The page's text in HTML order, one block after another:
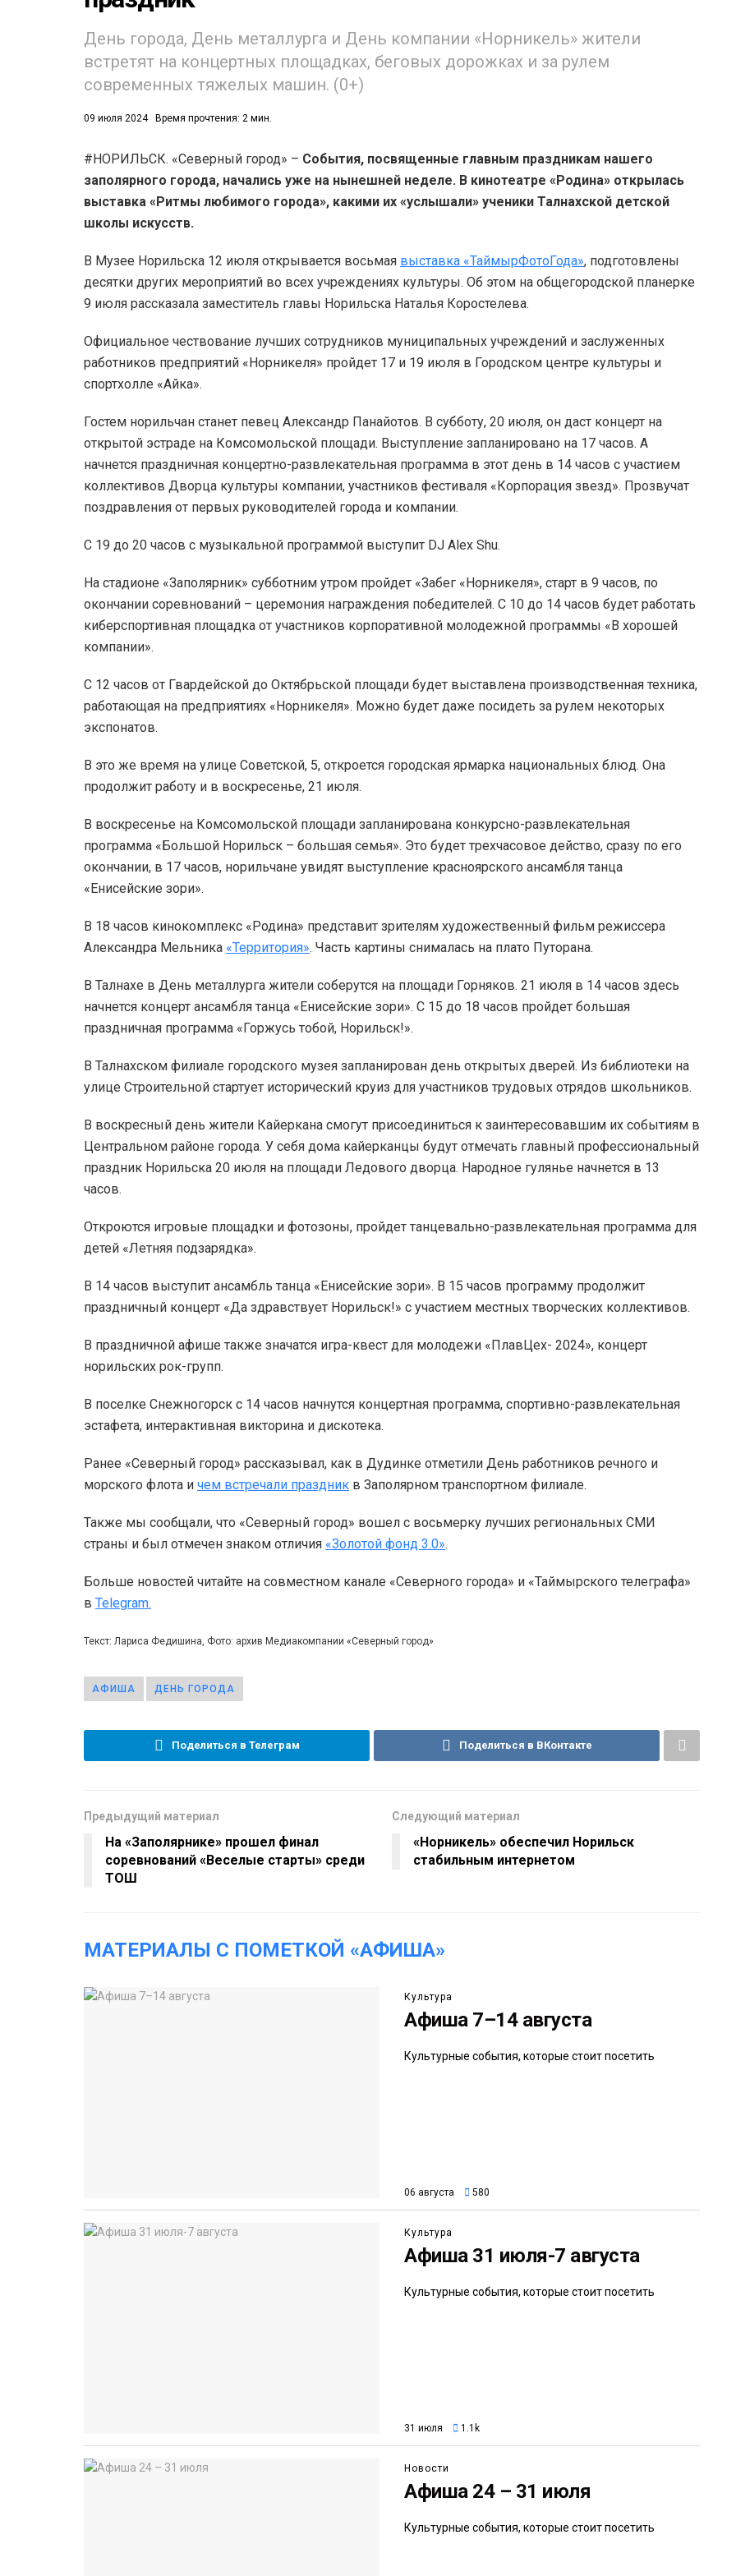
День города, День металлурга и День компании «Норникель» жители
встретят на концертных площадках, беговых дорожках и за рулем
современных тяжелых машин. (0+)
09 июля 2024 Время прочтения: 2 мин.
#НОРИЛЬСК. «Северный город» – События, посвященные главным праздникам нашего
заполярного города, начались уже на нынешней неделе. В кинотеатре «Родина» открылась
выставка «Ритмы любимого города», какими их «услышали» ученики Талнахской детской
школы искусств.
В Музее Норильска 12 июля открывается восьмая выставка «ТаймырФотоГода», подготовлены
десятки других мероприятий во всех учреждениях культуры. Об этом на общегородской планерке
9 июля рассказала заместитель главы Норильска Наталья Коростелева.
Официальное чествование лучших сотрудников муниципальных учреждений и заслуженных
работников предприятий «Норникеля» пройдет 17 и 19 июля в Городском центре культуры и
спортхолле «Айка».
Гостем норильчан станет певец Александр Панайотов. В субботу, 20 июля, он даст концерт на
открытой эстраде на Комсомольской площади. Выступление запланировано на 17 часов. А
начнется праздничная концертно-развлекательная программа в этот день в 14 часов с участием
коллективов Дворца культуры компании, участников фестиваля «Корпорация звезд». Прозвучат
поздравления от первых руководителей города и компании.
С 19 до 20 часов с музыкальной программой выступит DJ Alex Shu.
На стадионе «Заполярник» субботним утром пройдет «Забег «Норникеля», старт в 9 часов, по
окончании соревнований – церемония награждения победителей. С 10 до 14 часов будет работать
киберспортивная площадка от участников корпоративной молодежной программы «В хорошей
компании».
С 12 часов от Гвардейской до Октябрьской площади будет выставлена производственная техника,
работающая на предприятиях «Норникеля». Можно будет даже посидеть за рулем некоторых
экспонатов.
В это же время на улице Советской, 5, откроется городская ярмарка национальных блюд. Она
продолжит работу и в воскресенье, 21 июля.
В воскресенье на Комсомольской площади запланирована конкурсно-развлекательная
программа «Большой Норильск – большая семья». Это будет трехчасовое действо, сразу по его
окончании, в 17 часов, норильчане увидят выступление красноярского ансамбля танца
«Енисейские зори».
В 18 часов кинокомплекс «Родина» представит зрителям художественный фильм режиссера
Александра Мельника «Территория». Часть картины снималась на плато Путорана.
В Талнахе в День металлурга жители соберутся на площади Горняков. 21 июля в 14 часов здесь
начнется концерт ансамбля танца «Енисейские зори». С 15 до 18 часов пройдет большая
праздничная программа «Горжусь тобой, Норильск!».
В Талнахском филиале городского музея запланирован день открытых дверей. Из библиотеки на
улице Строительной стартует исторический круиз для участников трудовых отрядов школьников.
В воскресный день жители Кайеркана смогут присоединиться к заинтересовавшим их событиям в
Центральном районе города. У себя дома кайерканцы будут отмечать главный профессиональный
праздник Норильска 20 июля на площади Ледового дворца. Народное гулянье начнется в 13
часов.
Откроются игровые площадки и фотозоны, пройдет танцевально-развлекательная программа для
детей «Летняя подзарядка».
В 14 часов выступит ансамбль танца «Енисейские зори». В 15 часов программу продолжит
праздничный концерт «Да здравствует Норильск!» с участием местных творческих коллективов.
В праздничной афише также значатся игра-квест для молодежи «ПлавЦех- 2024», концерт
норильских рок-групп.
В поселке Снежногорск с 14 часов начнутся концертная программа, спортивно-развлекательная
эстафета, интерактивная викторина и дискотека.
Ранее «Северный город» рассказывал, как в Дудинке отметили День работников речного и
морского флота и чем встречали праздник в Заполярном транспортном филиале.
Также мы сообщали, что «Северный город» вошел с восьмерку лучших региональных СМИ
страны и был отмечен знаком отличия «Золотой фонд 3.0».
Больше новостей читайте на совместном канале «Северного города» и «Таймырского телеграфа»
в Telegram.
Текст: Лариса Федишина, Фото: архив Медиакомпании «Северный город»
АФИША ДЕНЬ ГОРОДА
Поделиться в Телеграм Поделиться в ВКонтакте
Предыдущий материал
На «Заполярнике» прошел финал
соревнований «Веселые старты» среди
ТОШ
Следующий материал
«Норникель» обеспечил Норильск
стабильным интернетом
МАТЕРИАЛЫ С ПОМЕТКОЙ «АФИША»
Культура
Афиша 7–14 августа
Культурные события, которые стоит посетить
06 августа 580
Культура
Афиша 31 июля-7 августа
Культурные события, которые стоит посетить
31 июля 1.1k
Новости
Афиша 24 – 31 июля
Культурные события, которые стоит посетить